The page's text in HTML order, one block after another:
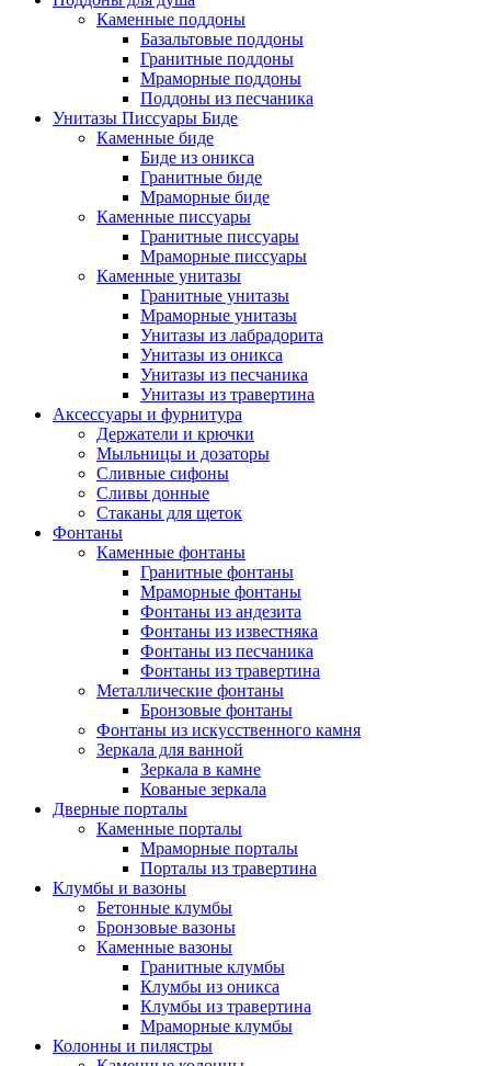
Каменные поддоны
Базальтовые поддоны
Гранитные поддоны
Мраморные поддоны
Поддоны из песчаника
Унитазы Писсуары Биде
Каменные биде
Биде из оникса
Гранитные биде
Мраморные биде
Каменные писсуары
Гранитные писсуары
Мраморные писсуары
Каменные унитазы
Гранитные унитазы
Мраморные унитазы
Унитазы из лабрадорита
Унитазы из оникса
Унитазы из песчаника
Унитазы из травертина
Аксессуары и фурнитура
Держатели и крючки
Мыльницы и дозаторы
Сливные сифоны
Сливы донные
Стаканы для щеток
Фонтаны
Каменные фонтаны
Гранитные фонтаны
Мраморные фонтаны
Фонтаны из андезита
Фонтаны из известняка
Фонтаны из песчаника
Фонтаны из травертина
Металлические фонтаны
Бронзовые фонтаны
Фонтаны из искусственного камня
Зеркала для ванной
Зеркала в камне
Кованые зеркала
Дверные порталы
Каменные порталы
Мраморные порталы
Порталы из травертина
Клумбы и вазоны
Бетонные клумбы
Бронзовые вазоны
Каменные вазоны
Гранитные клумбы
Клумбы из оникса
Клумбы из травертина
Мраморные клумбы
Колонны и пилястры